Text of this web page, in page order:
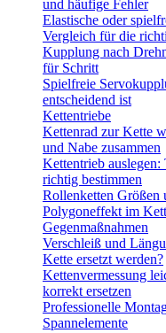
und häufige Fehler
Elastische oder
Vergleich für die
Kupplung nach
für Schritt
Spielfreie
entscheidend ist
Kettentriebe
Kettenrad zur Kette
und Nabe zusammen
Kettentrieb
richtig bestimmen
Rollenketten Größen
Polygoneffekt im
Gegenmaßnahmen
Verschleiß und
Kette ersetzt werden?
Kettenvermessung
korrekt ersetzen
Professionelle
Spannelemente